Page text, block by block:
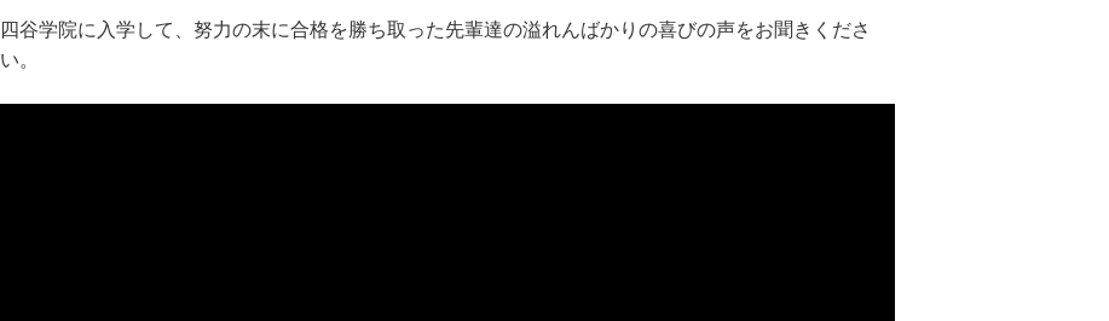
四谷学院に入学して、努力の末に合格を勝ち取った先輩達の溢れんばかりの喜びの声をお聞きくださ
い。